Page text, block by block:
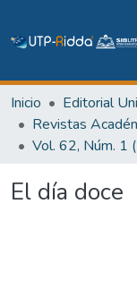
Inicio
Revistas
El día doce